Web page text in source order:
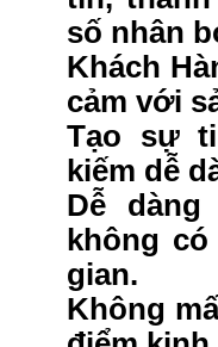
số nhân
Khách
cảm với
Tạo sự
kiếm dễ
Dễ
không
gian.
Không